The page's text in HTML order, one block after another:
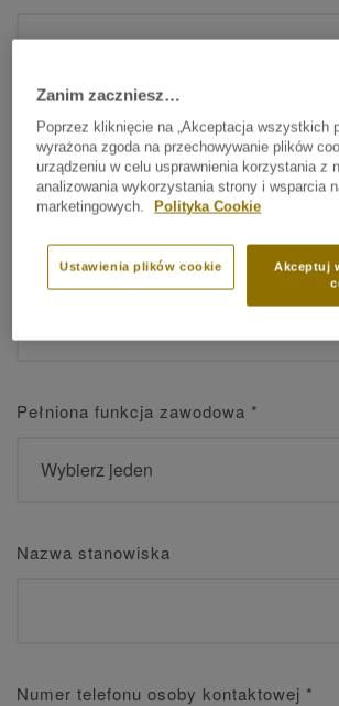
Imię*
Nazwisko*
Pełniona funkcja zawodowa *
Nazwa stanowiska
Numer telefonu osoby kontaktowej *
Zanim zaczniesz…
Poprzez kliknięcie na „Akceptacja wszystkich
wyrażona zgoda na przechowywanie plików
urządzeniu w celu usprawnienia korzystania z
analizowania wykorzystania strony i wsparcia
marketingowych.
Polityka Cookie
Akceptuj
Ustawienia plików cookie